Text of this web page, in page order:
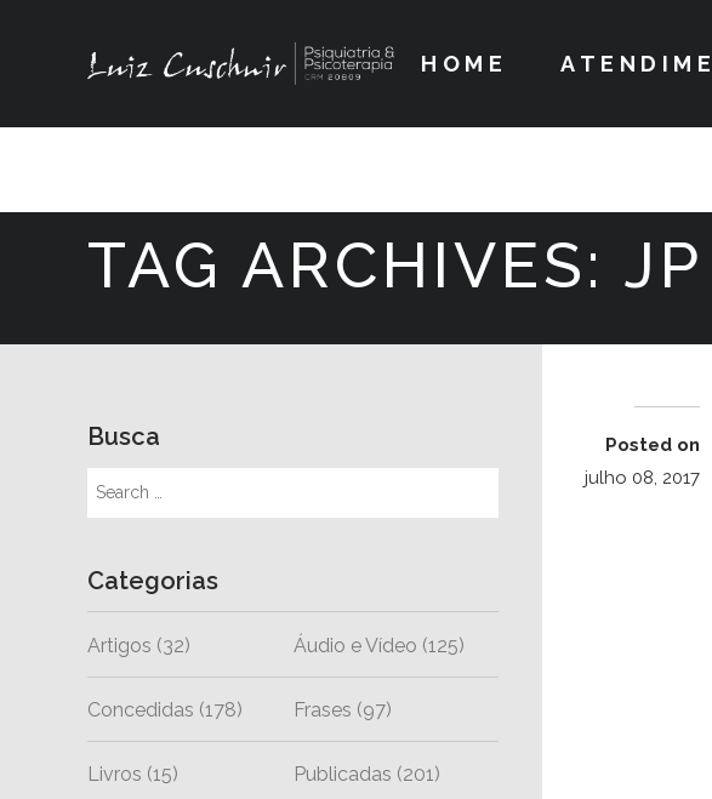
HOME
TAG ARCHIVES: JP
Busca
Categorias
Artigos (32) Áudio e Vídeo (125)
Concedidas (178) Frases (97)
Livros (15) Publicadas (201)
Posted on
julho 08, 2017